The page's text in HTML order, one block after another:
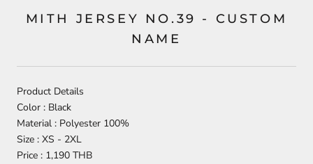
MITH JERSEY NO.39 - CUSTOM
NAME
Product Details
Color : Black
Material : Polyester 100%
Size : XS - 2XL
Price : 1,190 THB